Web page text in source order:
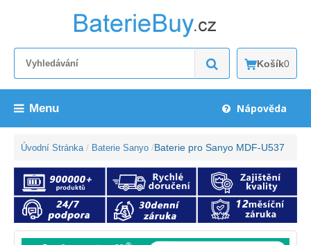
Košík0
Menu Nápověda
Úvodní Stránka Baterie Sanyo Baterie pro Sanyo MDF-U537